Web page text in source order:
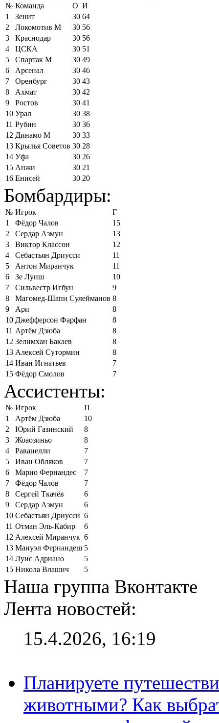
№ Команда О И
1
Зенит 30 64
2
Локомотив М 30 56
3
Краснодар 30 56
4
ЦСКА 30 51
5
Спартак М 30 49
6
Арсенал 30 46
7
Оренбург 30 43
8
Ахмат 30 42
9
Ростов 30 41
10 Урал 30 38
11 Рубин 30 36
12 Динамо М 30 33
13 Крылья Советов 30 28
14 Уфа 30 26
15 Анжи 30 21
16 Енисей 30 20
Бомбардиры:
№ Игрок
Г
1
Фёдор Чалов
15
2
Сердар Азмун
13
3
Виктор Классон
12
4
Себастьян Дриусси
11
5
Антон Миранчук
11
6
Зе Луиш
10
7
Сильвестр Игбун
9
8
Магомед-Шапи Сулейманов 8
9
Ари
8
10 Джефферсон Фарфан
8
11 Артём Дзюба
8
12 Зелимхан Бакаев
8
13 Алексей Сутормин
8
14 Иван Игнатьев
7
15 Фёдор Смолов 7
Ассистенты:
№ Игрок
П
1
Артём Дзюба
10
2
Юрий Газинский
8
3
Жоаозиньо
8
4
Раванелли
7
5
Иван Обляков
7
6
Марио Фернандес
7
7
Фёдор Чалов
7
8
Сергей Ткачёв
6
9
Сердар Азмун
6
10 Себастьян Дриусси 6
11 Отман Эль-Кабир
6
12 Алексей Миранчук 6
13 Мануэл Фернандеш 5
14 Луис Адриано
5
15 Никола Влашич 5
Наша группа Вконтакте
Лента новостей:
15.4.2026, 16:19
Планируете
животными? Как